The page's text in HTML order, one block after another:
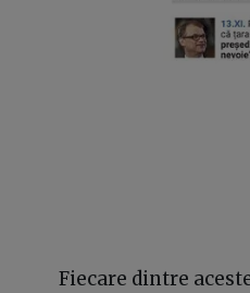
Fiecare dintre